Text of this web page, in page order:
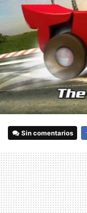
Sin comentarios